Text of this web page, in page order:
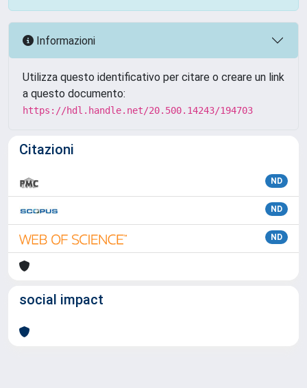
Informazioni
Utilizza questo identificativo per citare o creare un link
a questo documento:
https://hdl.handle.net/20.500.14243/194703
Citazioni
ND
ND
ND
social impact